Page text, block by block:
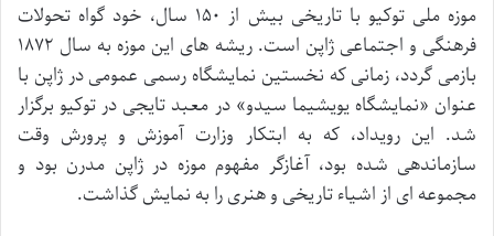
موزه ملی توکیو با تاریخی بیش از ۱۵۰ سال، خود گواه تحولات
فرهنگی و اجتماعی ژاپن است. ریشه های این موزه به سال ۱۸۷۲
بازمی گردد، زمانی که نخستین نمایشگاه رسمی عمومی در ژاپن با
عنوان «نمایشگاه یویشیما سیدو» در معبد تایجی در توکیو برگزار
شد. این رویداد، که به ابتکار وزارت آموزش و پرورش وقت
سازماندهی شده بود، آغازگر مفهوم موزه در ژاپن مدرن بود و
مجموعه ای از اشیاء تاریخی و هنری را به نمایش گذاشت.